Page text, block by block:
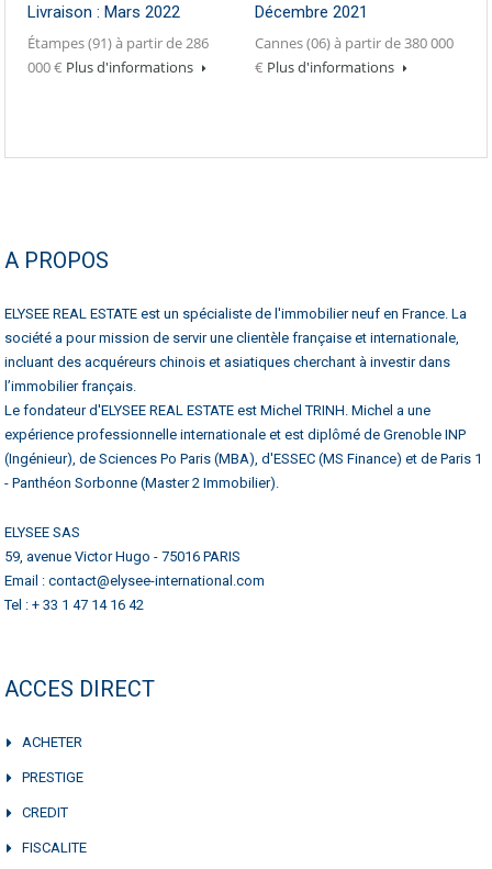
Livraison : Mars 2022
Étampes (91) à partir de 286
000 € Plus d'informations
Décembre 2021
Cannes (06) à partir de 380 000
€ Plus d'informations
A PROPOS
ELYSEE REAL ESTATE est un spécialiste de l'immobilier neuf en France. La
société a pour mission de servir une clientèle française et internationale,
incluant des acquéreurs chinois et asiatiques cherchant à investir dans
l’immobilier français.
Le fondateur d'ELYSEE REAL ESTATE est Michel TRINH. Michel a une
expérience professionnelle internationale et est diplômé de Grenoble INP
(Ingénieur), de Sciences Po Paris (MBA), d'ESSEC (MS Finance) et de Paris 1
- Panthéon Sorbonne (Master 2 Immobilier).
ELYSEE SAS
59, avenue Victor Hugo - 75016 PARIS
Email : contact@elysee-international.com
Tel : + 33 1 47 14 16 42
ACCES DIRECT
ACHETER
PRESTIGE
CREDIT
FISCALITE